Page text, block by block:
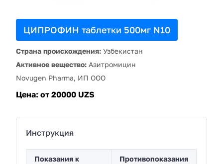
ЦИПРОФИН таблетки 500мг N10
Страна происхождения: Узбекистан
Активное вещество: Азитромицин
Novugen Pharma, ИП ООО
Цена: от 20000 UZS
Инструкция
Показания к
Противопоказания